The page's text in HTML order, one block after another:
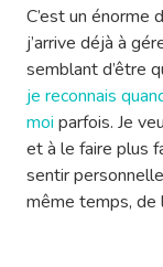
C’est un
j’arrive déjà à
semblant d’être
je reconnais
moi parfois. Je
et à le faire plus
sentir
même temps, de